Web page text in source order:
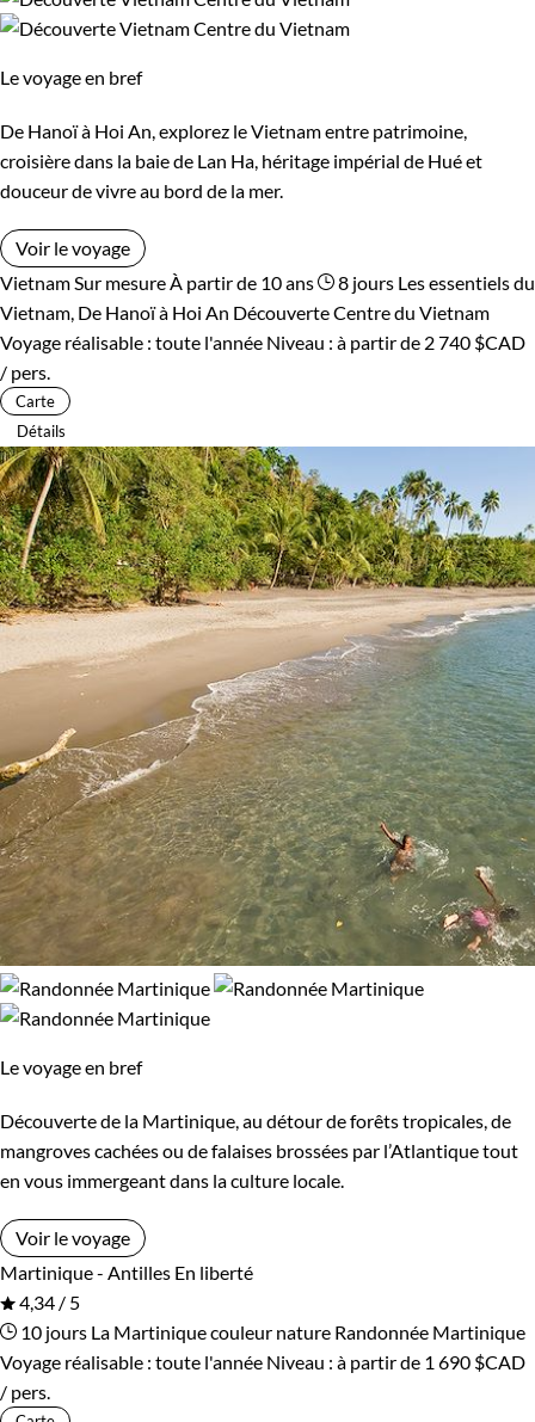
Le voyage en bref
De Hanoï à Hoi An, explorez le Vietnam entre patrimoine,
croisière dans la baie de Lan Ha, héritage impérial de Hué et
douceur de vivre au bord de la mer.
Voir le voyage
Vietnam Sur mesure À partir de 10 ans 8 jours Les essentiels du
Vietnam, De Hanoï à Hoi An Découverte Centre du Vietnam
Voyage réalisable : toute l'année Niveau : à partir de 2 740 $CAD
/ pers.
Carte
Détails
Le voyage en bref
Découverte de la Martinique, au détour de forêts tropicales, de
mangroves cachées ou de falaises brossées par l’Atlantique tout
en vous immergeant dans la culture locale.
Voir le voyage
Martinique - Antilles En liberté
4,34 / 5
10 jours La Martinique couleur nature Randonnée Martinique
Voyage réalisable : toute l'année Niveau : à partir de 1 690 $CAD
/ pers.